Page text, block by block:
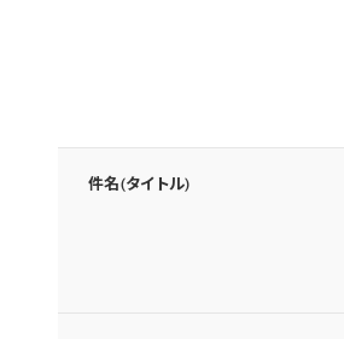
件名(タイトル)